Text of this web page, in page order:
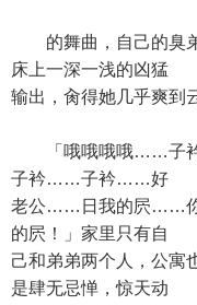
的舞曲，自己的臭弟
床上一深一浅的凶猛
输出，肏得她几乎爽到
「哦哦哦哦……子
子衿……子衿……好
老公……日我的屄……
的屄！」家里只有自
己和弟弟两个人，公寓
是肆无忌惮，惊天动